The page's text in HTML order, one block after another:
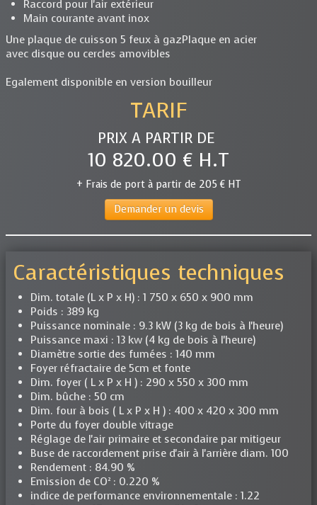
Raccord pour l'air extérieur
Main courante avant inox
Une plaque de cuisson 5 feux à gazPlaque en acier
avec disque ou cercles amovibles
Egalement disponible en version bouilleur
TARIF
PRIX A PARTIR DE
10 820.00 € H.T
+ Frais de port à partir de 205 € HT
Demander un devis
Caractéristiques techniques
Dim. totale (L x P x H) : 1 750 x 650 x 900 mm
Poids : 389 kg
Puissance nominale : 9.3 kW (3 kg de bois à l'heure)
Puissance maxi : 13 kw (4 kg de bois à l'heure)
Diamètre sortie des fumées : 140 mm
Foyer réfractaire de 5cm et fonte
Dim. foyer ( L x P x H ) : 290 x 550 x 300 mm
Dim. bûche : 50 cm
Dim. four à bois ( L x P x H ) : 400 x 420 x 300 mm
Porte du foyer double vitrage
Réglage de l'air primaire et secondaire par mitigeur
Buse de raccordement prise d'air à l'arrière diam. 100
Rendement : 84.90 %
Emission de CO² : 0.220 %
indice de performance environnementale : 1.22